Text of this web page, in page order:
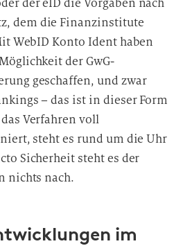
der eID die Vorgaben nach
dem die Finanzinstitute
WebID Konto Ident haben
der GwG-
geschaffen, und zwar
– das ist in dieser Form
Verfahren voll
steht es rund um die Uhr
Sicherheit steht es der
nichts nach.
im